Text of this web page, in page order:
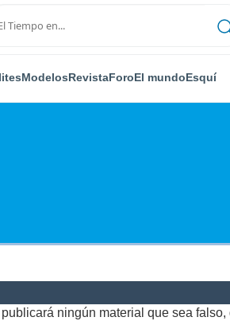
ModelosRevistaForoEl mundoEsquí
ningún material que sea